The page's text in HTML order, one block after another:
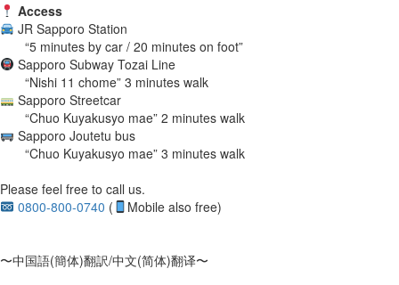
Access
JR Sapporo Station
“5 minutes by car / 20 minutes on foot”
Sapporo Subway Tozai Line
“Nishi 11 chome” 3 minutes walk
Sapporo Streetcar
“Chuo Kuyakusyo mae” 2 minutes walk
Sapporo Joutetu bus
“Chuo Kuyakusyo mae” 3 minutes walk
Please feel free to call us.
0800-800-0740 ( Mobile also free)
〜中国語(簡体)翻訳/中文(简体)翻译〜